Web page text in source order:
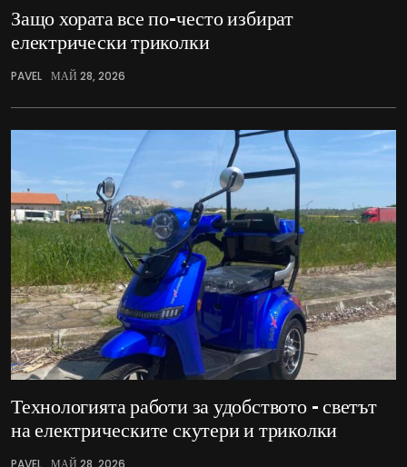
Защо хората все по-често избират
електрически триколки
PAVEL МАЙ 28, 2026
Технологията работи за удобството – светът
на електрическите скутери и триколки
PAVEL МАЙ 28, 2026